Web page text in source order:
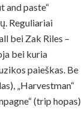
and paste“
Reguliariai
bei Zak Riles –
bei kuria
paieškas. Be
„Harvestman“
(trip hopas)